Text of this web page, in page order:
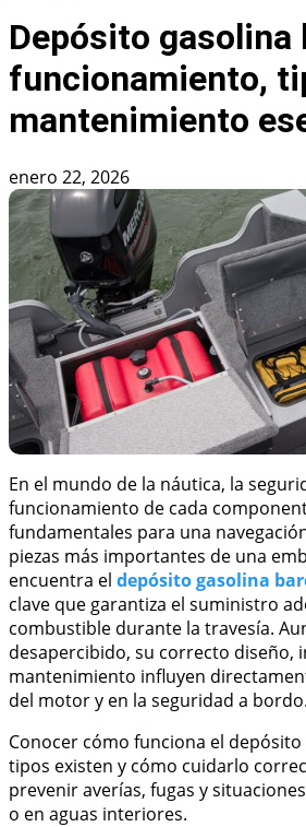
Depósito gasolina
funcionamiento,
mantenimiento
enero 22, 2026
En el mundo de la náutica, la
funcionamiento de cada
fundamentales para una
piezas más importantes de una
encuentra el depósito gasolina
clave que garantiza el suministro
combustible durante la travesía.
desapercibido, su correcto diseño,
mantenimiento influyen
del motor y en la seguridad a bordo.
Conocer cómo funciona el
tipos existen y cómo cuidarlo
prevenir averías, fugas y
o en aguas interiores.